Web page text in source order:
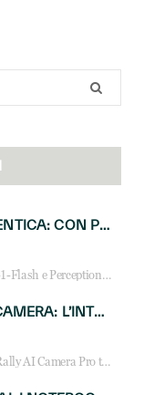
CYBERSECURITY AGENTICA: CON PERCEPTION E MAI-CYBER-1-FLASH MICROSOFT APRE NUOVI SERVIZI PER IL CANALE
Microsoft lancia MAI-Cyber-1-Flash e Perception: cybersecurity agentica in preview dal 3 novembre. Cosa cambia per MSP, system integrator e reseller.
LOGITECH RALLY AI CAMERA: L’INTELLIGENZA ARTIFICIALE ENTRA NELLE SALE RIUNIONI DI NUOVA GENERAZIONE
Logitech Rally AI Camera e Rally AI Camera Pro trasformano gli spazi di collaborazione con AI, inquadratura intelligente, multi-camera e gestione avanzata dei meeting ibridi.